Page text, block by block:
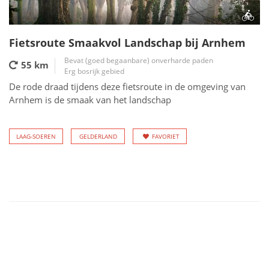
Fietsroute Smaakvol Landschap bij Arnhem
55 km
Bevat (goed begaanbare) onverharde paden
Erg bosrijk gebied
De rode draad tijdens deze fietsroute in de omgeving van
Arnhem is de smaak van het landschap
LAAG-SOEREN GELDERLAND FAVORIET